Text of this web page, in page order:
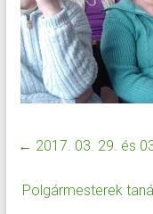
← 2017. 03. 29. és
Polgármesterek